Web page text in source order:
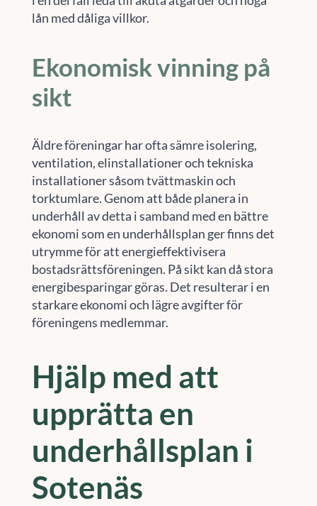
lån med dåliga villkor.
Ekonomisk vinning på
sikt
Äldre föreningar har ofta sämre isolering,
ventilation, elinstallationer och tekniska
installationer såsom tvättmaskin och
torktumlare. Genom att både planera in
underhåll av detta i samband med en bättre
ekonomi som en underhållsplan ger finns det
utrymme för att energieffektivisera
bostadsrättsföreningen. På sikt kan då stora
energibesparingar göras. Det resulterar i en
starkare ekonomi och lägre avgifter för
föreningens medlemmar.
Hjälp med att
upprätta en
underhållsplan i
Sotenäs